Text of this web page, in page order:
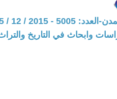
- 2015 / 12 / 5 - 21:24
وابحاث في التاريخ